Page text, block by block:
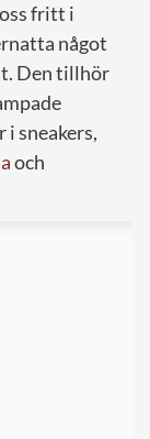
fritt i
något
Den tillhör
i sneakers,
och